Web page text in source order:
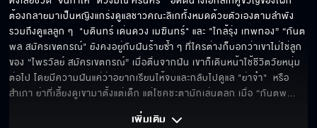
ต้องกลายมาเป็นหญิงแกร่งดูแลชาวคณะลิเกทั้งหมดด้วยตัวเองตามลำพัง
รวมถึงดูแลลูก ๆ  "บดินทร์ เด่นดวง เมฆินทร์" และ "ใกล้รุ่ง เทพทอง” “กันต
พล สมัครเขตกรณ์" ยังคงอยู่กับฝันร้ายซ้ำ ๆ ที่ใครต่างก็บอกว่าเขาไม่ใช่ลูก
ของ “ไพรวัลย์ สมัครเขตกรณ์” เมื่อตื่นจากฝัน เขาก็เดินหน้าใช้ชีวิตวัยหนุ่ม
ต่อไป โดยมีความฝันแค่ว่าอยากเรียนให้จบและกลับไปดูแล "ย่าจ๋า"  หรือ
สำเภา ย่าที่เลี้ยงดูเขามาตั้งแต่เด็ก แต่โชคชะตามักเล่นตลก เมื่อ “กันตพ...
เพิ่มเติม